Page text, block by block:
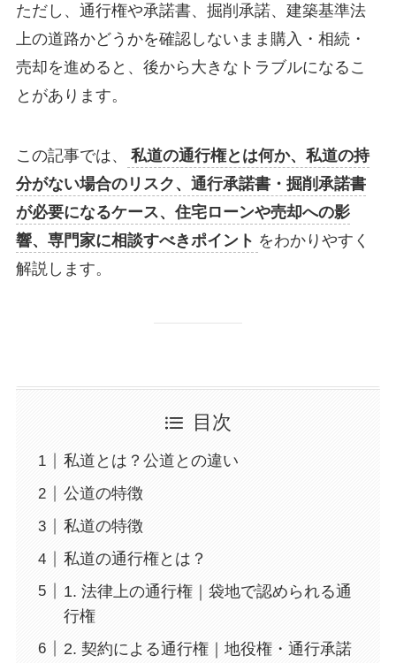
ただし、通行権や承諾書、掘削承諾、建築基準法
上の道路かどうかを確認しないまま購入・相続・
売却を進めると、後から大きなトラブルになるこ
とがあります。
この記事では、
私道の通行権とは何か、私道の持
分がない場合のリスク、通行承諾書・掘削承諾書
が必要になるケース、住宅ローンや売却への影
響、専門家に相談すべきポイント をわかりやすく
解説します。
目次
私道とは？公道との違い
公道の特徴
私道の特徴
私道の通行権とは？
1. 法律上の通行権｜袋地で認められる通
行権
2. 契約による通行権｜地役権・通行承諾